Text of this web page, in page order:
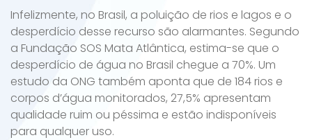
Infelizmente, no Brasil, a poluição de rios e lagos e o
desperdício desse recurso são alarmantes. Segundo
a Fundação SOS Mata Atlântica, estima-se que o
desperdício de água no Brasil chegue a 70%. Um
estudo da ONG também aponta que de 184 rios e
corpos d’água monitorados, 27,5% apresentam
qualidade ruim ou péssima e estão indisponíveis
para qualquer uso.